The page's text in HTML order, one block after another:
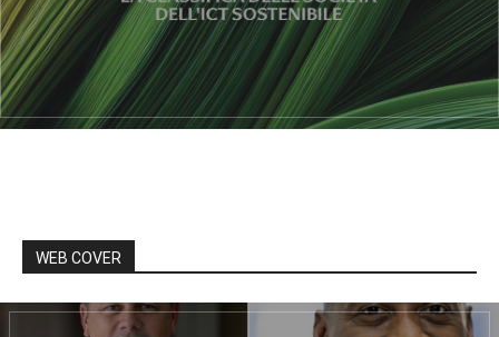
WEB COVER